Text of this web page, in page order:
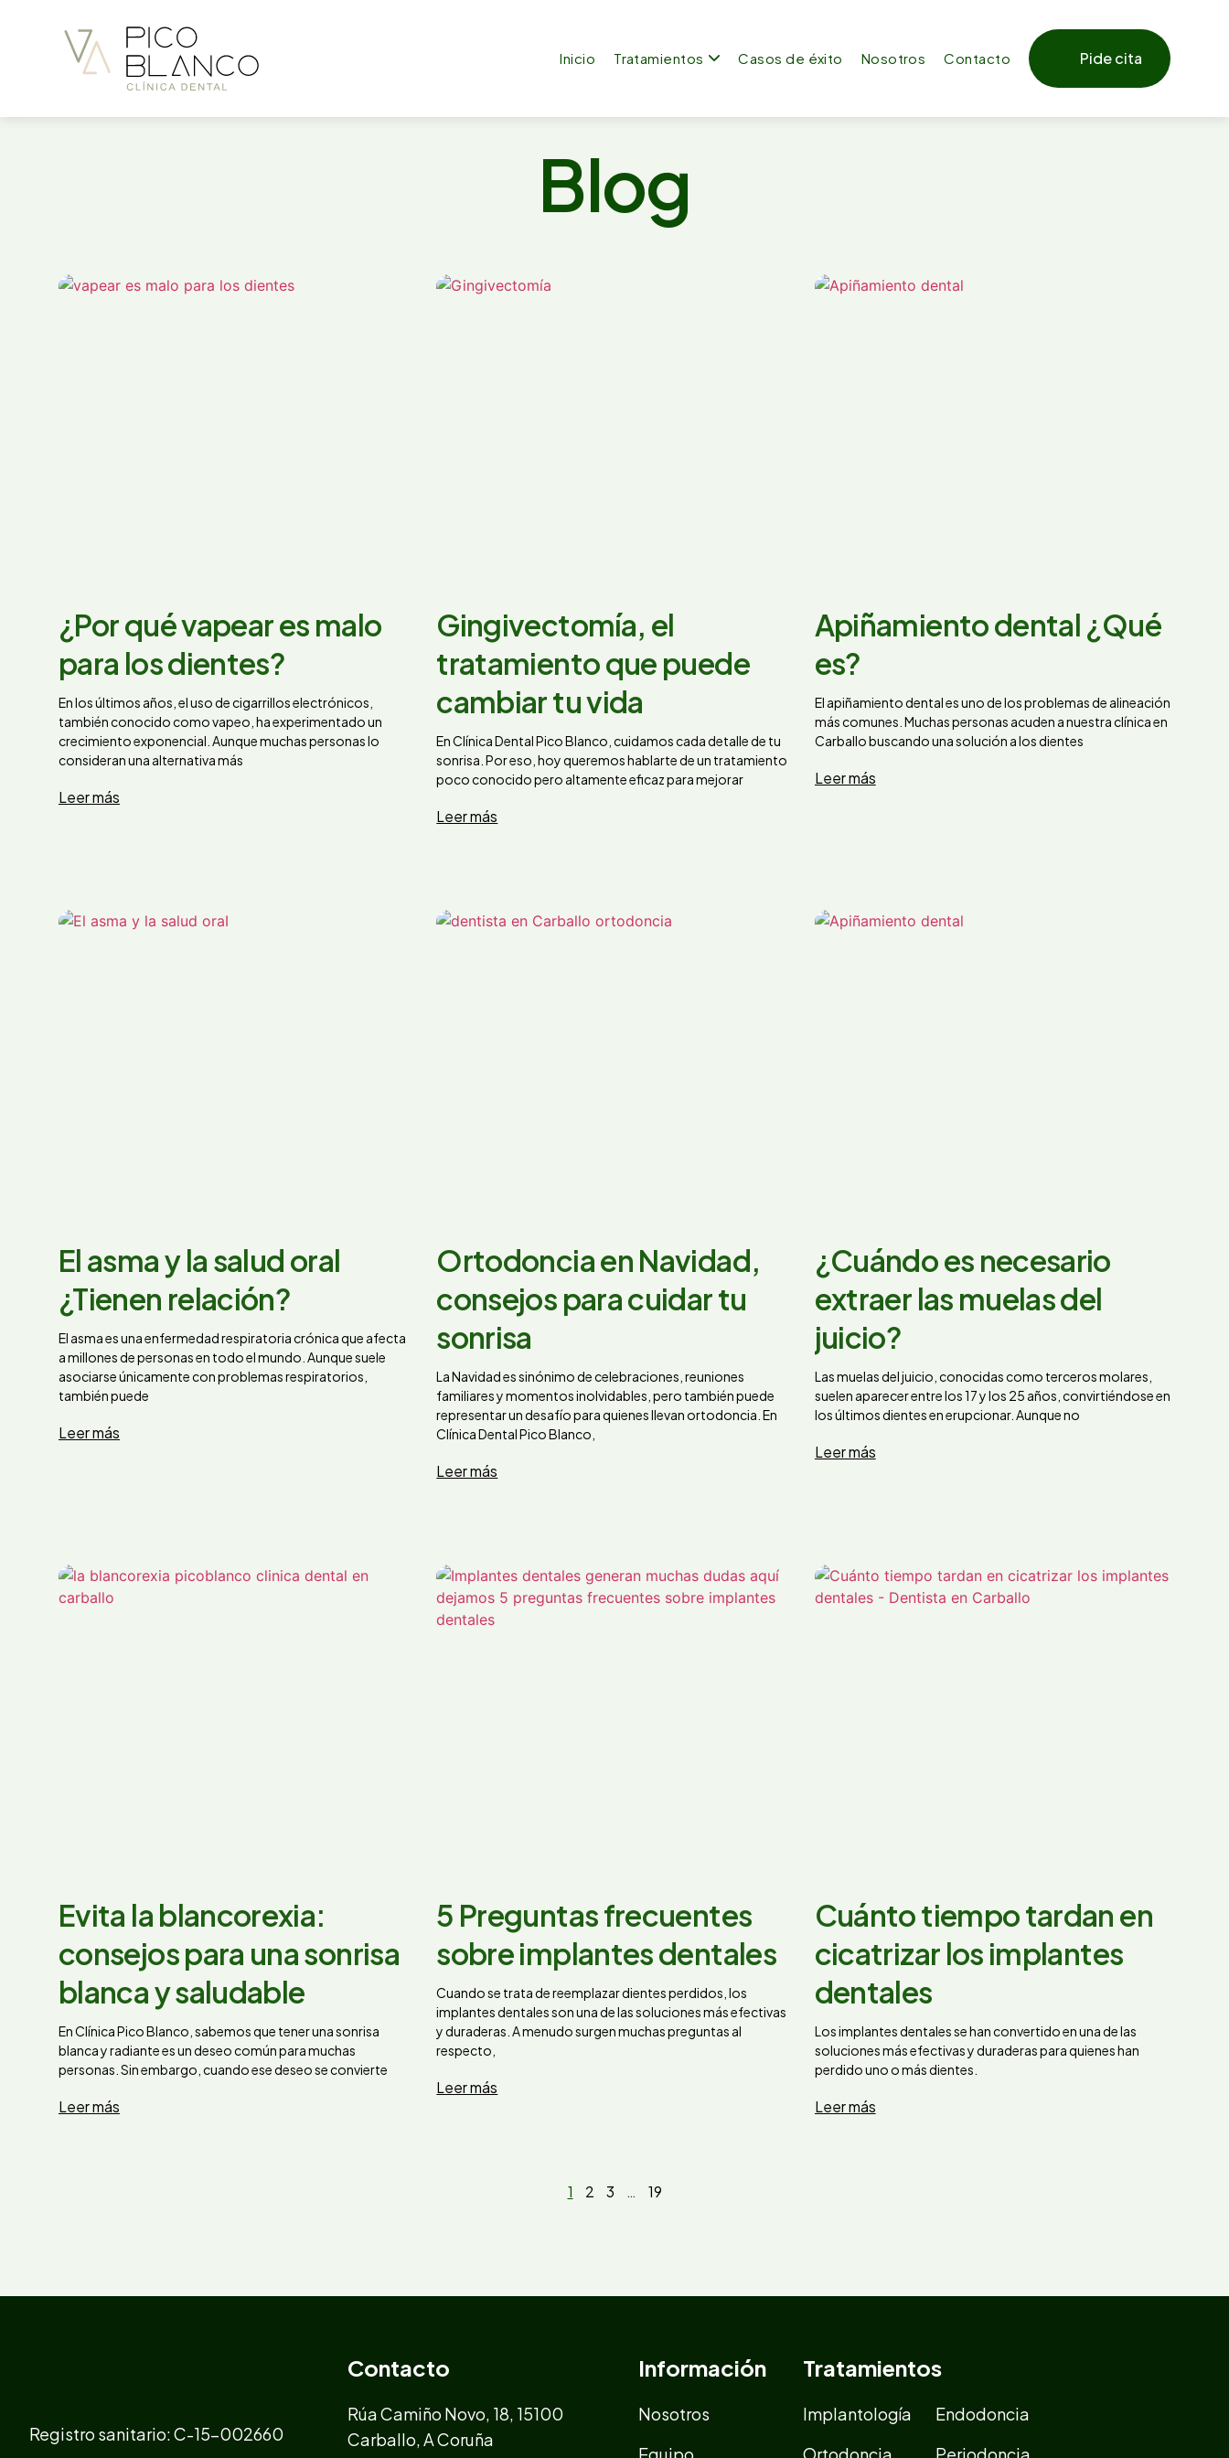
Inicio Tratamientos Casos de éxito Nosotros Contacto Pide cita
Blog
¿Por qué vapear es malo
para los dientes?
En los últimos años, el uso de cigarrillos electrónicos,
también conocido como vapeo, ha experimentado un
crecimiento exponencial. Aunque muchas personas lo
consideran una alternativa más
Leer más
Gingivectomía, el
tratamiento que puede
cambiar tu vida
En Clínica Dental Pico Blanco, cuidamos cada detalle de tu
sonrisa. Por eso, hoy queremos hablarte de un tratamiento
poco conocido pero altamente eficaz para mejorar
Leer más
Apiñamiento dental ¿Qué
es?
El apiñamiento dental es uno de los problemas de alineación
más comunes. Muchas personas acuden a nuestra clínica en
Carballo buscando una solución a los dientes
Leer más
El asma y la salud oral
¿Tienen relación?
El asma es una enfermedad respiratoria crónica que afecta
a millones de personas en todo el mundo. Aunque suele
asociarse únicamente con problemas respiratorios,
también puede
Leer más
Ortodoncia en Navidad,
consejos para cuidar tu
sonrisa
La Navidad es sinónimo de celebraciones, reuniones
familiares y momentos inolvidables, pero también puede
representar un desafío para quienes llevan ortodoncia. En
Clínica Dental Pico Blanco,
Leer más
¿Cuándo es necesario
extraer las muelas del
juicio?
Las muelas del juicio, conocidas como terceros molares,
suelen aparecer entre los 17 y los 25 años, convirtiéndose en
los últimos dientes en erupcionar. Aunque no
Leer más
Evita la blancorexia:
consejos para una sonrisa
blanca y saludable
En Clínica Pico Blanco, sabemos que tener una sonrisa
blanca y radiante es un deseo común para muchas
personas. Sin embargo, cuando ese deseo se convierte
Leer más
5 Preguntas frecuentes
sobre implantes dentales
Cuando se trata de reemplazar dientes perdidos, los
implantes dentales son una de las soluciones más efectivas
y duraderas. A menudo surgen muchas preguntas al
respecto,
Leer más
Cuánto tiempo tardan en
cicatrizar los implantes
dentales
Los implantes dentales se han convertido en una de las
soluciones más efectivas y duraderas para quienes han
perdido uno o más dientes.
Leer más
1 2 3 … 19
Registro sanitario: C-15-002660
Contacto
Rúa Camiño Novo, 18, 15100
Carballo, A Coruña
Información
Nosotros
Tratamientos
Implantología
Endodoncia